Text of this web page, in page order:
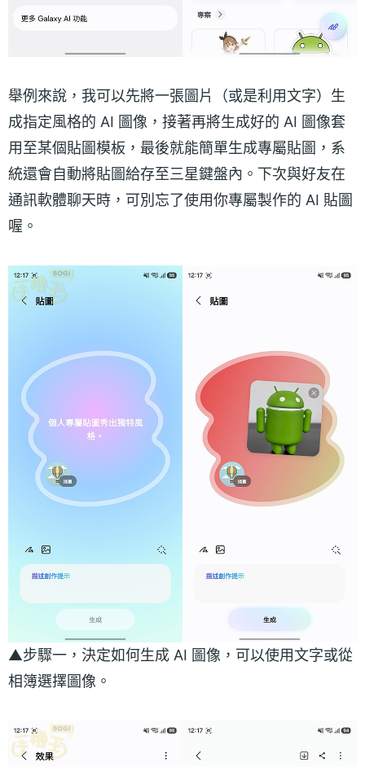
舉例來說，我可以先將一張圖片（或是利用文字）生
成指定風格的 AI 圖像，接著再將生成好的 AI 圖像套
用至某個貼圖模板，最後就能簡單生成專屬貼圖，系
統還會自動將貼圖給存至三星鍵盤內。下次與好友在
通訊軟體聊天時，可別忘了使用你專屬製作的 AI 貼圖
喔。
▲步驟一，決定如何生成 AI 圖像，可以使用文字或從
相簿選擇圖像。